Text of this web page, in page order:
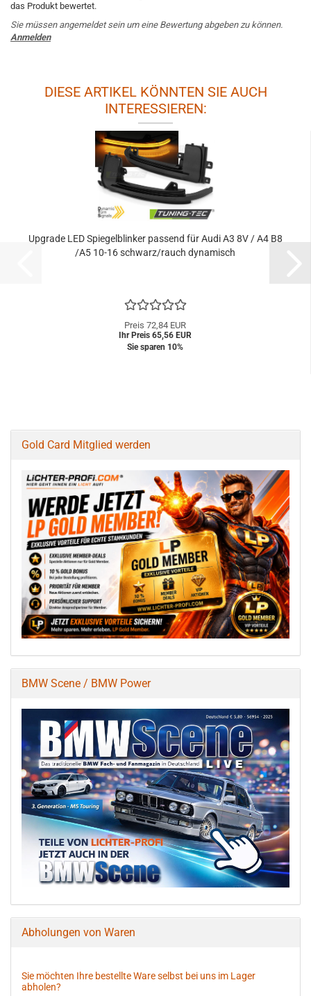
das Produkt bewertet.
Sie müssen angemeldet sein um eine Bewertung abgeben zu können.
Anmelden
DIESE ARTIKEL KÖNNTEN SIE AUCH
INTERESSIEREN:
Upgrade LED Spiegelblinker passend für Audi A3 8V / A4 B8
/A5 10-16 schwarz/rauch dynamisch
Preis 72,84 EUR
Ihr Preis 65,56 EUR
Sie sparen 10%
Gold Card Mitglied werden
BMW Scene / BMW Power
Abholungen von Waren
Sie möchten Ihre bestellte Ware selbst bei uns im Lager
abholen?